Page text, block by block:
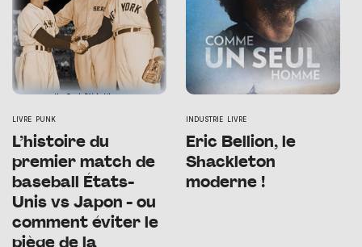
LIVRE PUNK
L’histoire du
premier match de
baseball États-
Unis vs Japon - ou
comment éviter le
INDUSTRIE LIVRE
Eric Bellion, le
Shackleton
moderne !